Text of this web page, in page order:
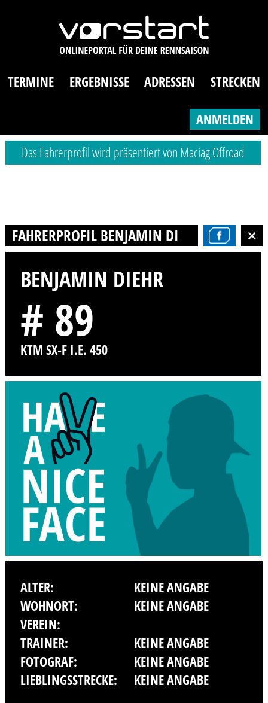
TERMINE ERGEBNISSE ADRESSEN STRECKEN
ANMELDEN
Das Fahrerprofil wird präsentiert von Maciag Offroad
FAHRERPROFIL BENJAMIN DIEHR
BENJAMIN DIEHR
# 89
KTM SX-F I.E. 450
ALTER:
KEINE ANGABE
WOHNORT:
KEINE ANGABE
VEREIN:
TRAINER:
KEINE ANGABE
FOTOGRAF:
KEINE ANGABE
LIEBLINGSSTRECKE:
KEINE ANGABE